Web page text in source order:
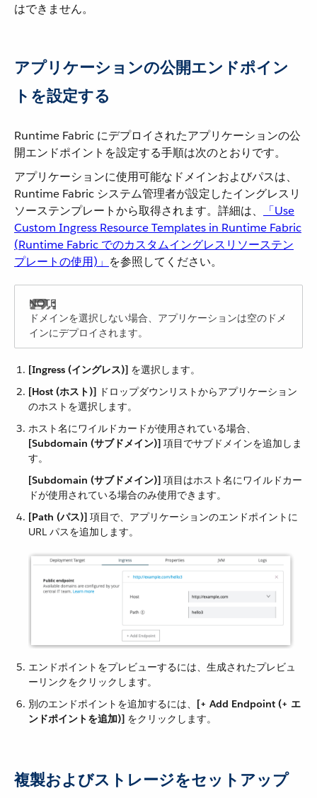
はできません。
アプリケーションの公開エンドポイン
トを設定する
Runtime Fabric にデプロイされたアプリケーションの公
開エンドポイントを設定する手順は次のとおりです。
アプリケーションに使用可能なドメインおよびパスは、
Runtime Fabric システム管理者が設定したイングレスリ
ソーステンプレートから取得されます。詳細は、​
「Use
Custom Ingress Resource Templates in Runtime Fabric
(Runtime Fabric でのカスタムイングレスリソーステン
プレートの使用)」 ​を参照してください。
ドメインを選択しない場合、アプリケーションは空のドメ
インにデプロイされます。
[Ingress (イングレス)] ​ を選択します。
[Host (ホスト)] ​ ドロップダウンリストからアプリケーション
のホストを選択します。
ホスト名にワイルドカードが使用されている場合、​
[Subdomain (サブドメイン)] ​ 項目でサブドメインを追加しま
す。
[Subdomain (サブドメイン)] ​ 項目はホスト名にワイルドカー
ドが使用されている場合のみ使用できます。
[Path (パス)] ​ 項目で、アプリケーションのエンドポイントに
URL パスを追加します。
エンドポイントをプレビューするには、生成されたプレビュ
ーリンクをクリックします。
別のエンドポイントを追加するには、​ [+ Add Endpoint (+ エ
ンドポイントを追加)] ​ をクリックします。
複製およびストレージをセットアップ